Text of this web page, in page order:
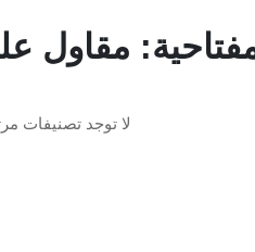
مقاول
لا توجد تصنيفات